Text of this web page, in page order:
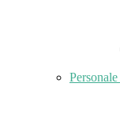
Personale